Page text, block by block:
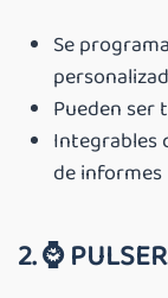
Se
Pueden ser
Integrables
de informes
2. ⌚